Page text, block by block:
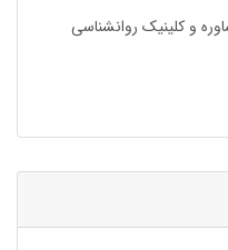
و کلینیک روانشناسی